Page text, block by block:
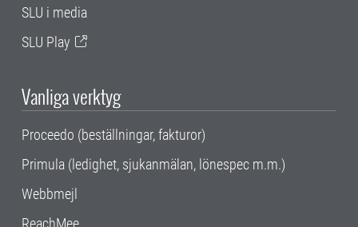
SLU i media
SLU Play
Vanliga verktyg
Proceedo (beställningar, fakturor)
Primula (ledighet, sjukanmälan, lönespec m.m.)
Webbmejl
ReachMee